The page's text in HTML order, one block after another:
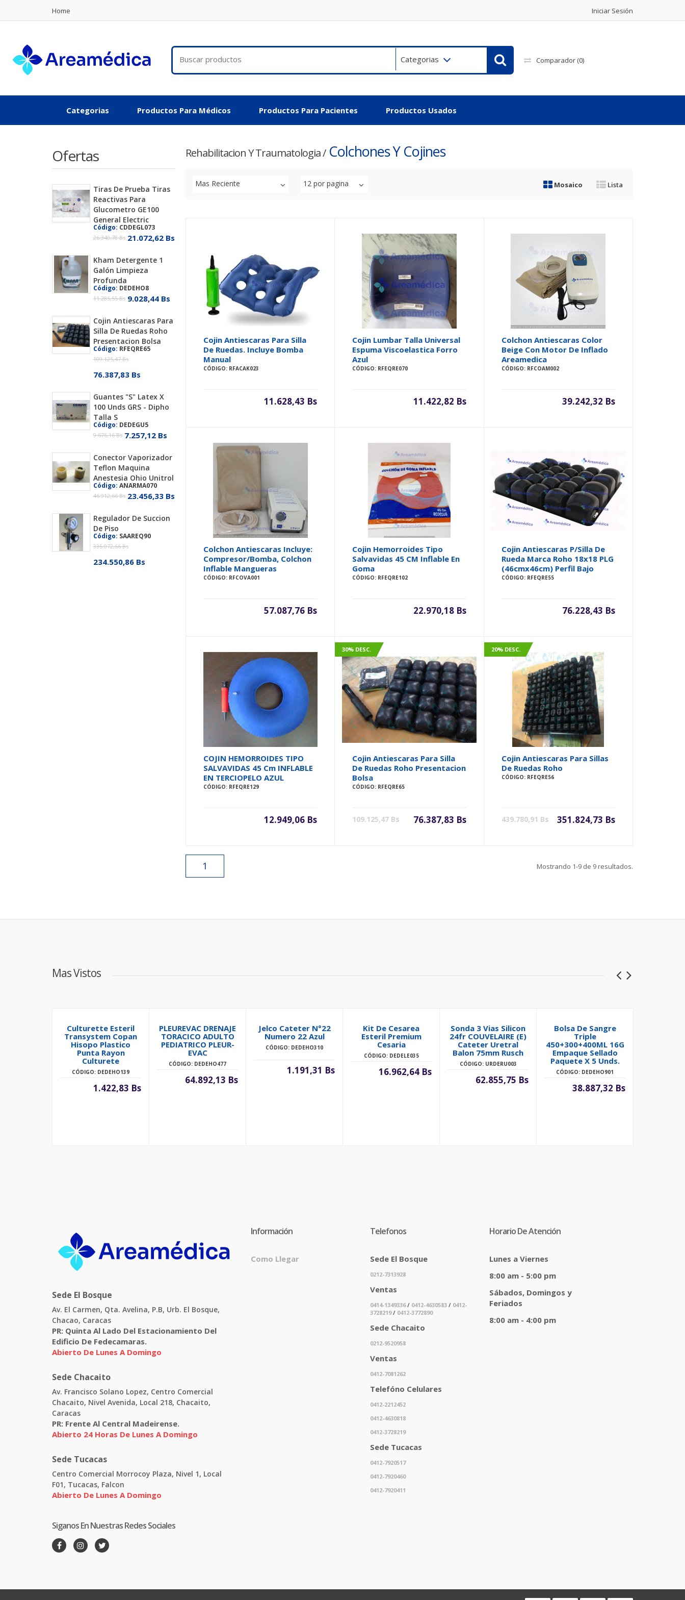
Home Iniciar Sesión
Categorias Comparador (0)
Categorias Productos Para Médicos Productos Para Pacientes Productos Usados
Ofertas
Tiras De Prueba Tiras
Reactivas Para
Glucometro GE100
General Electric
Código: CDDEGL073
26.340,78 Bs 21.072,62 Bs
Kham Detergente 1
Galón Limpieza
Profunda
Código: DEDEHO8
11.285,55 Bs 9.028,44 Bs
Cojin Antiescaras Para
Silla De Ruedas Roho
Presentacion Bolsa
Código: RFEQRE65
109.125,47 Bs
76.387,83 Bs
Guantes "S" Latex X
100 Unds GRS - Dipho
Talla S
Código: DEDEGU5
9.676,16 Bs 7.257,12 Bs
Conector Vaporizador
Teflon Maquina
Anestesia Ohio Unitrol
Código: ANARMA070
46.912,66 Bs 23.456,33 Bs
Regulador De Succion
De Piso
Código: SAAREQ90
335.072,66 Bs
234.550,86 Bs
Rehabilitacion Y Traumatologia/Colchones Y Cojines
Mas Reciente 12 por pagina Mosaico Lista
Cojin Antiescaras Para Silla
De Ruedas. Incluye Bomba
Manual
CÓDIGO: RFACAK023
11.628,43 Bs
Cojin Lumbar Talla Universal
Espuma Viscoelastica Forro
Azul
CÓDIGO: RFEQRE070
11.422,82 Bs
Colchon Antiescaras Color
Beige Con Motor De Inflado
Areamedica
CÓDIGO: RFCOAM002
39.242,32 Bs
Colchon Antiescaras Incluye:
Compresor/Bomba, Colchon
Inflable Mangueras
CÓDIGO: RFCOVA001
57.087,76 Bs
Cojin Hemorroides Tipo
Salvavidas 45 CM Inflable En
Goma
CÓDIGO: RFEQRE102
22.970,18 Bs
Cojin Antiescaras P/Silla De
Rueda Marca Roho 18x18 PLG
(46cmx46cm) Perfil Bajo
CÓDIGO: RFEQRE55
76.228,43 Bs
COJIN HEMORROIDES TIPO
SALVAVIDAS 45 Cm INFLABLE
EN TERCIOPELO AZUL
CÓDIGO: RFEQRE129
12.949,06 Bs
30% DESC.
Cojin Antiescaras Para Silla
De Ruedas Roho Presentacion
Bolsa
CÓDIGO: RFEQRE65
109.125,47 Bs 76.387,83 Bs
20% DESC.
Cojin Antiescaras Para Sillas
De Ruedas Roho
CÓDIGO: RFEQRE56
439.780,91 Bs 351.824,73 Bs
1 Mostrando 1-9de 9resultados.
Mas Vistos
Culturette Esteril
Transystem Copan
Hisopo Plastico
Punta Rayon
Culturete
CÓDIGO: DEDEHO139
1.422,83 Bs
PLEUREVAC DRENAJE
TORACICO ADULTO
PEDIATRICO PLEUR-
EVAC
CÓDIGO: DEDEHO477
64.892,13 Bs
Jelco Cateter N°22
Numero 22 Azul
CÓDIGO: DEDEHO310
1.191,31 Bs
Kit De Cesarea
Esteril Premium
Cesaria
CÓDIGO: DEDELE035
16.962,64 Bs
Sonda 3 Vias Silicon
24fr COUVELAIRE (E)
Cateter Uretral
Balon 75mm Rusch
CÓDIGO: URDERU003
62.855,75 Bs
Bolsa De Sangre
Triple
450+300+400ML 16G
Empaque Sellado
Paquete X 5 Unds.
CÓDIGO: DEDEHO901
38.887,32 Bs
Sede El Bosque
Av. El Carmen, Qta. Avelina, P.B, Urb. El Bosque,
Chacao, Caracas
PR: Quinta Al Lado Del Estacionamiento Del
Edificio De Fedecamaras.
Abierto De Lunes A Domingo
Sede Chacaito
Av. Francisco Solano Lopez, Centro Comercial
Chacaito, Nivel Avenida, Local 218, Chacaito,
Caracas
PR: Frente Al Central Madeirense.
Abierto 24 Horas De Lunes A Domingo
Sede Tucacas
Centro Comercial Morrocoy Plaza, Nivel 1, Local
F01, Tucacas, Falcon
Abierto De Lunes A Domingo
Siganos En Nuestras Redes Sociales
Información
Como Llegar
Telefonos
Sede El Bosque
0212-7313928
Ventas
0414-1349336/ 0412-4630583 / 0412-
3728219/ 0412-3772890
Sede Chacaito
0212-9520958
Ventas
0412-7081262
Telefóno Celulares
0412-2212452
0412-4630818
0412-3728219
Sede Tucacas
0412-7920517
0412-7920460
0412-7920411
Horario De Atención
Lunes a Viernes
8:00 am - 5:00 pm
Sábados, Domingos y
Feriados
8:00 am - 4:00 pm